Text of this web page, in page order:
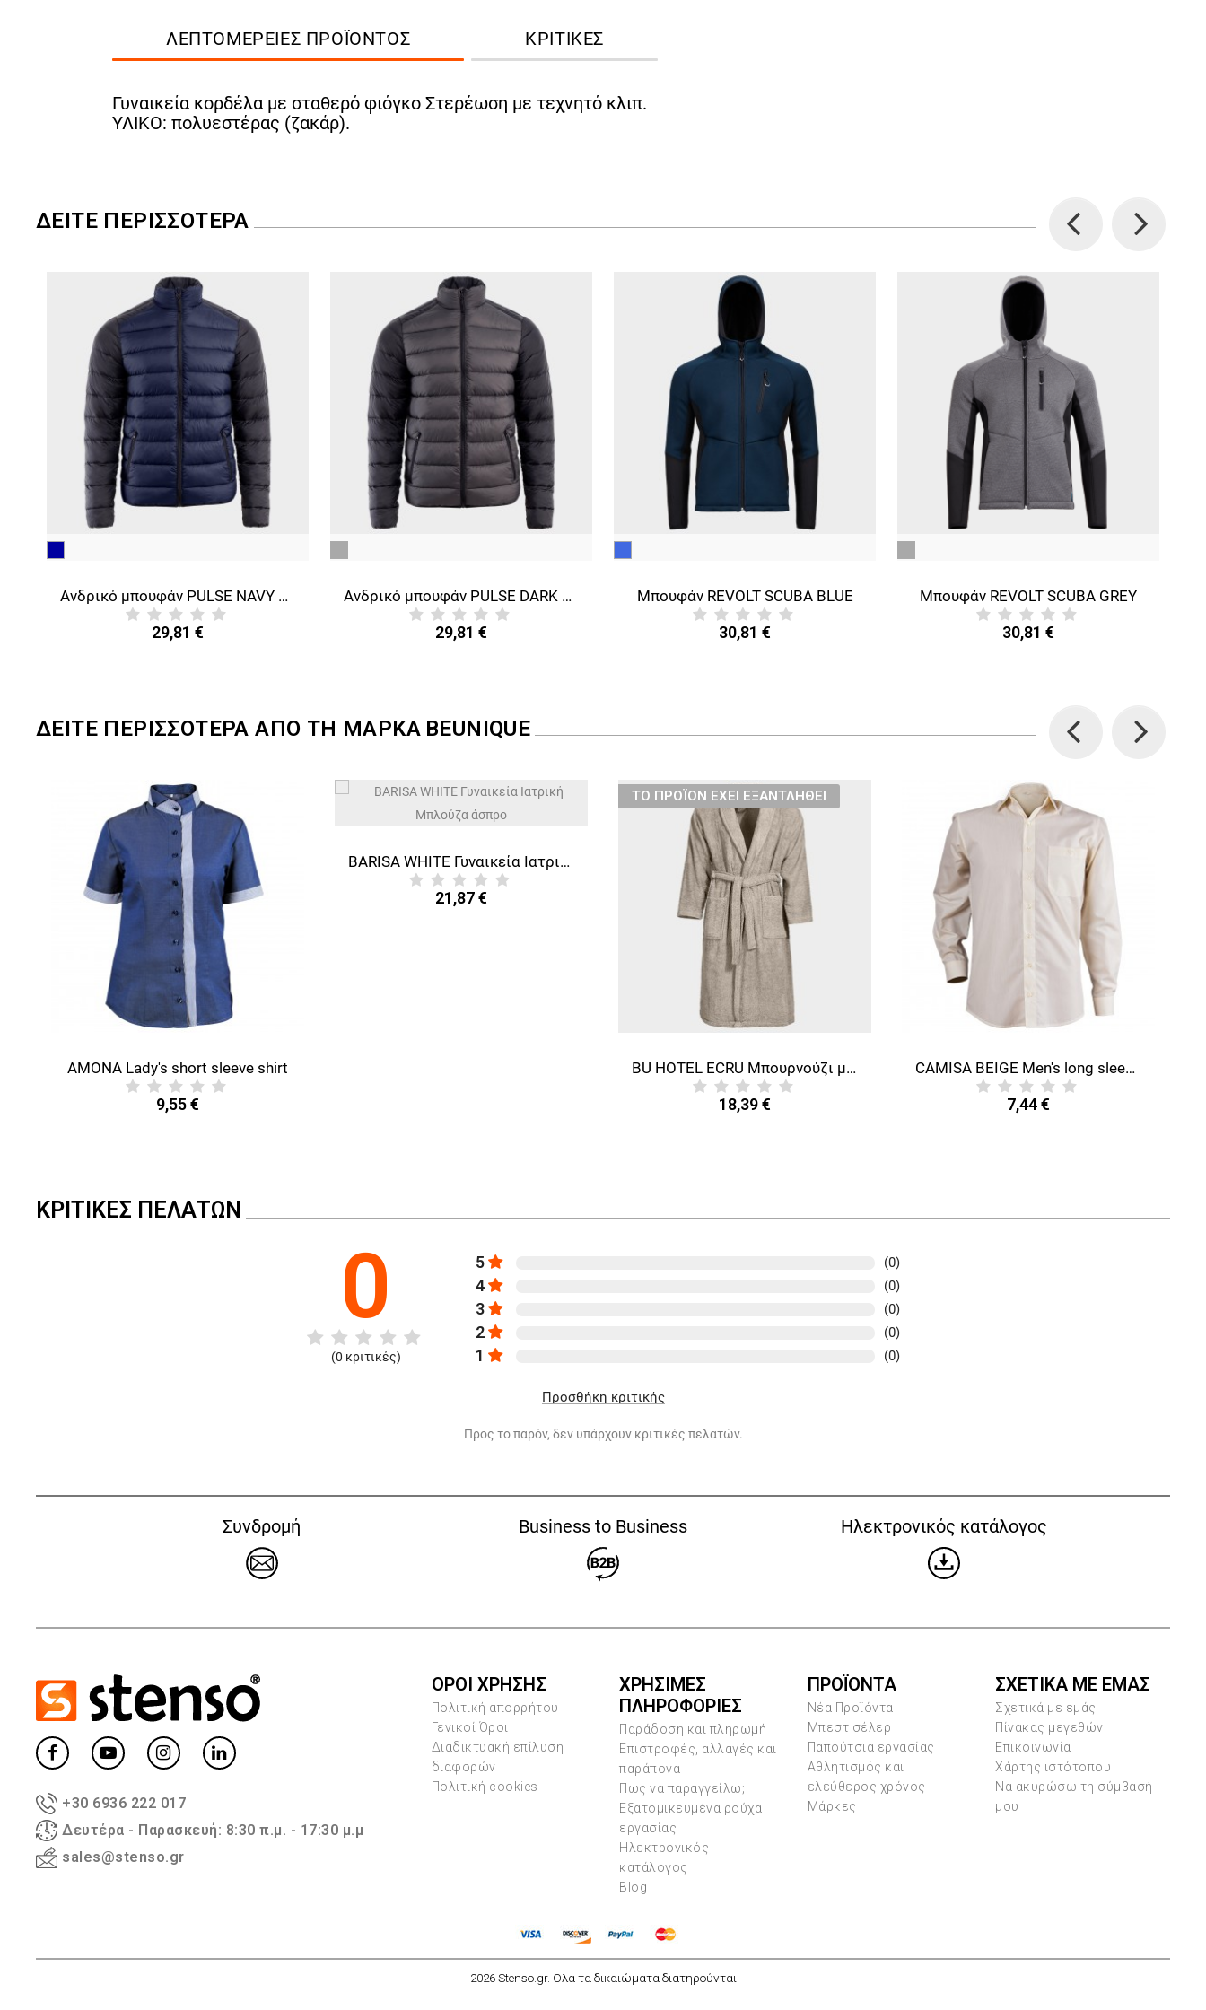
ΛΕΠΤΟΜΈΡΕΙΕΣ ΠΡΟΪΌΝΤΟΣ ΚΡΙΤΙΚΈΣ
Γυναικεία κορδέλα με σταθερό φιόγκο Στερέωση με τεχνητό κλιπ.
ΥΛΙΚΟ: πολυεστέρας (ζακάρ).
ΔΕΊΤΕ ΠΕΡΙΣΣΌΤΕΡΑ
Previous
Ανδρικό μπουφάν PULSE NAVY BLUE/BLACK
29,81 €
Ανδρικό μπουφάν PULSE DARK GREY/BLACK
29,81 €
Μπουφάν REVOLT SCUBA BLUE
30,81 €
Μπουφάν REVOLT SCUBA GREY
30,81 €
Next
ΔΕΙΤΕ ΠΕΡΙΣΣΟΤΕΡΑ ΑΠΟ ΤΗ ΜΑΡΚΑ BEUNIQUE
Previous
AMONA Lady's short sleeve shirt
9,55 €
BARISA WHITE Γυναικεία Ιατρική Μπλούζα άσπρο
21,87 €
ТΟ ΠΡΟΪΌΝ ΈΧΕΙ ΕΞΑΝΤΛΗΘΕΊ
BU HOTEL ECRU Μπουρνούζι μπάνιου
18,39 €
CAMISA BEIGE Men's long sleeve shirt
7,44 €
Next
ΚΡΙΤΙΚΈΣ ΠΕΛΑΤΏΝ
0
(0 κριτικές)
5 (0)
4 (0)
3 (0)
2 (0)
1 (0)
Προσθήκη κριτικής
Προς το παρόν, δεν υπάρχουν κριτικές πελατών.
Συνδρομή Business to Business Ηλεκτρονικός κατάλογος
+30 6936 222 017
Δευτέρα - Παρασκευή: 8:30 π.μ. - 17:30 μ.μ
sales@stenso.gr
ΟΡΟΙ ΧΡΗΣΗΣ
Πολιτική απορρήτου
Γενικοί Όροι
Διαδικτυακή επίλυση
διαφορών
Πολιτική cookies
ΧΡΗΣΙΜΕΣ
ΠΛΗΡΟΦΟΡΙΕΣ
Παράδοση και πληρωμή
Επιστροφές, αλλαγές και
παράπονα
Πως να παραγγείλω;
Εξατομικευμένα ρούχα
εργασίας
Ηλεκτρονικός
κατάλογος
Blog
ΠΡΟΪΌΝΤΑ
Νέα Προϊόντα
Μπεστ σέλερ
Παπούτσια εργασίας
Αθλητισμός και
ελεύθερος χρόνος
Μάρκες
ΣΧΕΤΙΚΑ ΜΕ ΕΜΑΣ
Σχετικά με εμάς
Πίνακας μεγεθών
Επικοινωνία
Χάρτης ιστότοπου
Να ακυρώσω τη σύμβασή
μου
2026 Stenso.gr. Ολα τα δικαιώματα διατηρούνται